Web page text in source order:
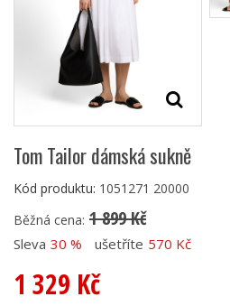
Tom Tailor dámská sukně
Kód produktu: 1051271 20000
Běžná cena: 1 899 Kč
Sleva 30 % ušetříte 570 Kč
1 329 Kč